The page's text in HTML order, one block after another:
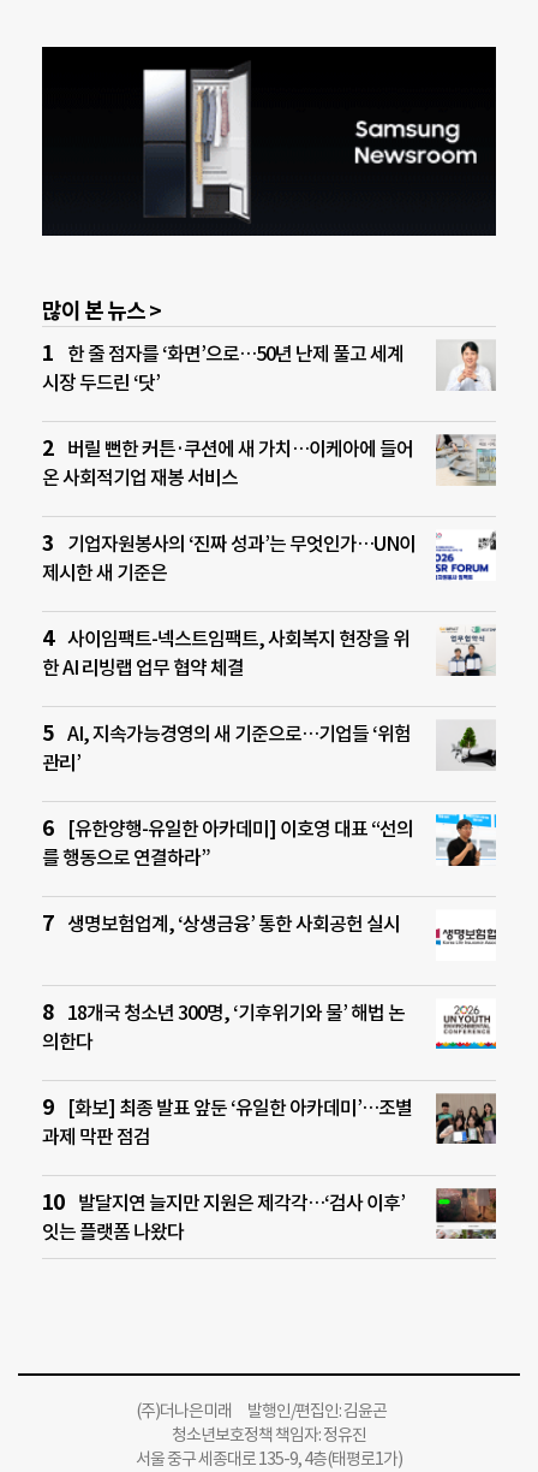
많이 본 뉴스 >
한 줄 점자를 ‘화면’으로…50년 난제 풀고 세계
시장 두드린 ‘닷’
버릴 뻔한 커튼·쿠션에 새 가치…이케아에 들어
온 사회적기업 재봉 서비스
기업자원봉사의 ‘진짜 성과’는 무엇인가…UN이
제시한 새 기준은
사이임팩트-넥스트임팩트, 사회복지 현장을 위
한 AI 리빙랩 업무 협약 체결
AI, 지속가능경영의 새 기준으로…기업들 ‘위험
관리’
[유한양행-유일한 아카데미] 이호영 대표 “선의
를 행동으로 연결하라”
생명보험업계, ‘상생금융’ 통한 사회공헌 실시
18개국 청소년 300명, ‘기후위기와 물’ 해법 논
의한다
[화보] 최종 발표 앞둔 ‘유일한 아카데미’…조별
과제 막판 점검
발달지연 늘지만 지원은 제각각…‘검사 이후’
잇는 플랫폼 나왔다
(주)더나은미래 발행인/편집인: 김윤곤
청소년보호정책 책임자: 정유진
서울 중구 세종대로 135-9, 4층(태평로1가)